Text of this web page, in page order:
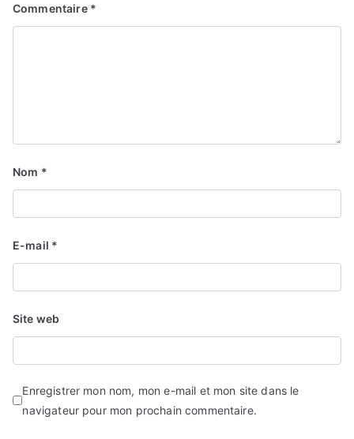
Commentaire *
Nom *
E-mail *
Site web
Enregistrer mon nom, mon e-mail et mon site dans le
navigateur pour mon prochain commentaire.